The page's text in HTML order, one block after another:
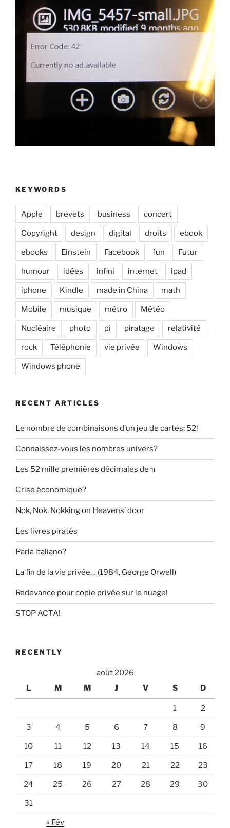
KEYWORDS
Apple brevets business concert
Copyright design digital droits ebook
ebooks Einstein Facebook fun Futur
humour idées infini internet ipad
iphone Kindle made in China math
Mobile musique métro Météo
Nucléaire photo pi piratage relativité
rock Téléphonie vie privée Windows
Windows phone
RECENT ARTICLES
Le nombre de combinaisons d’un jeu de cartes: 52!
Connaissez-vous les nombres univers?
Les 52 mille premières décimales de π
Crise économique?
Nok, Nok, Nokking on Heavens’ door
Les livres piratés
Parla italiano?
La fin de la vie privée… (1984, George Orwell)
Redevance pour copie privée sur le nuage!
STOP ACTA!
RECENTLY
août 2026
L
M M J V S D
1 2
3 4 5 6 7 8 9
10 11 12 13 14 15 16
17 18 19 20 21 22 23
24 25 26 27 28 29 30
31
« Fév